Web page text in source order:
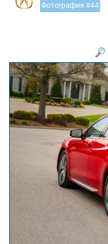
Фотография #44